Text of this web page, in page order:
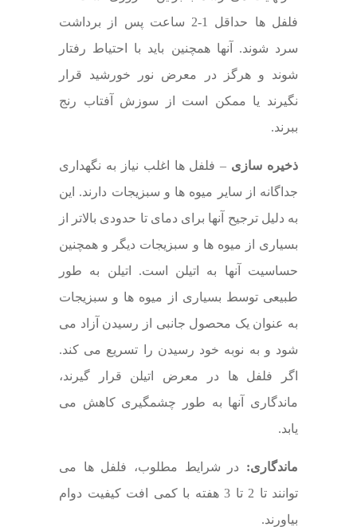
فلفل ها حداقل 1-2 ساعت پس از برداشت
سرد شوند. آنها همچنین باید با احتیاط رفتار
شوند و هرگز در معرض نور خورشید قرار
نگیرند یا ممکن است از سوزش آفتاب رنج
ببرند.
ذخیره سازی – فلفل ها اغلب نیاز به نگهداری
جداگانه از سایر میوه ها و سبزیجات دارند. این
به دلیل ترجیح آنها برای دمای تا حدودی بالاتر از
بسیاری از میوه ها و سبزیجات دیگر و همچنین
حساسیت آنها به اتیلن است. اتیلن به طور
طبیعی توسط بسیاری از میوه ها و سبزیجات
به عنوان یک محصول جانبی از رسیدن آزاد می
شود و به نوبه خود رسیدن را تسریع می کند.
اگر فلفل ها در معرض اتیلن قرار گیرند،
ماندگاری آنها به طور چشمگیری کاهش می
یابد.
ماندگاری: در شرایط مطلوب، فلفل ها می
توانند تا 2 تا 3 هفته با کمی افت کیفیت دوام
بیاورند.